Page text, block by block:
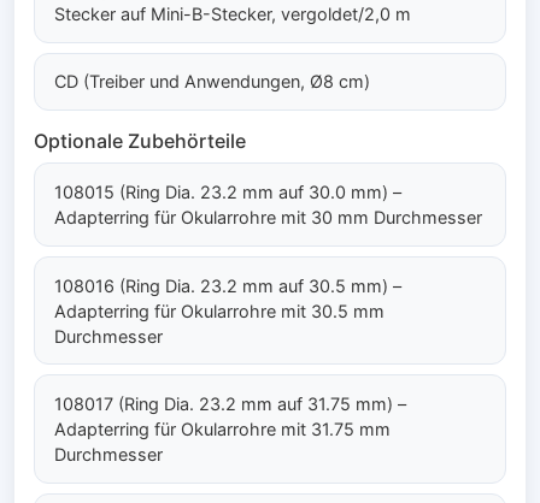
Stecker auf Mini-B-Stecker, vergoldet/2,0 m
CD (Treiber und Anwendungen, Ø8 cm)
Optionale Zubehörteile
108015 (Ring Dia. 23.2 mm auf 30.0 mm) –
Adapterring für Okularrohre mit 30 mm Durchmesser
108016 (Ring Dia. 23.2 mm auf 30.5 mm) –
Adapterring für Okularrohre mit 30.5 mm
Durchmesser
108017 (Ring Dia. 23.2 mm auf 31.75 mm) –
Adapterring für Okularrohre mit 31.75 mm
Durchmesser